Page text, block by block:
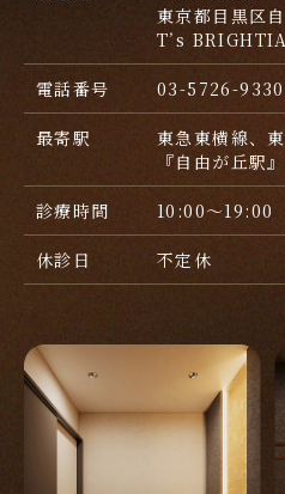
東京都目黒区
T’s
電話番号 03-5726-9330
最寄駅
東急東横線、
『自由が丘駅
診療時間 10:00～19:00
休診日 不定休